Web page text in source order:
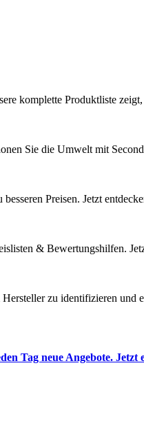
komplette Produktliste
Sie die Umwelt mit
Preisen. Jetzt
& Bewertungshilfen.
zu identifizieren und
Tag neue Angebote. Jetzt